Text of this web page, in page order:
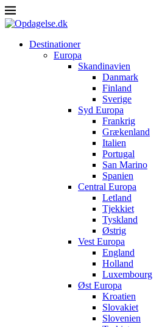
Destinationer
Europa
Skandinavien
Danmark
Finland
Sverige
Syd Europa
Frankrig
Grækenland
Italien
Portugal
San Marino
Spanien
Central Europa
Letland
Tjekkiet
Tyskland
Østrig
Vest Europa
England
Holland
Luxembourg
Øst Europa
Kroatien
Slovakiet
Slovenien